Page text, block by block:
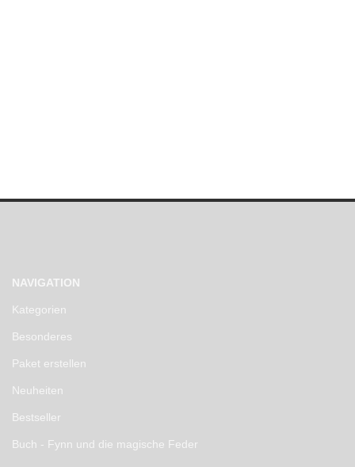
NAVIGATION
Kategorien
Besonderes
Paket erstellen
Neuheiten
Bestseller
Buch - Fynn und die magische Feder